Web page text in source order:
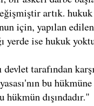
artık. hukuk
için, yapılan
yerde ise hukuk
tarafından
bu
hükmün dışındadır."